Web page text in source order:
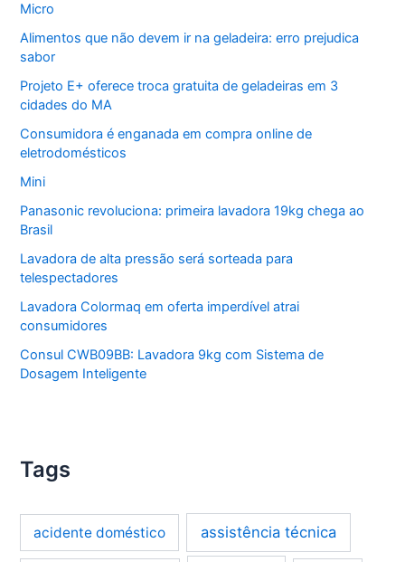
Micro
Alimentos que não devem ir na geladeira: erro prejudica
sabor
Projeto E+ oferece troca gratuita de geladeiras em 3
cidades do MA
Consumidora é enganada em compra online de
eletrodomésticos
Mini
Panasonic revoluciona: primeira lavadora 19kg chega ao
Brasil
Lavadora de alta pressão será sorteada para
telespectadores
Lavadora Colormaq em oferta imperdível atrai
consumidores
Consul CWB09BB: Lavadora 9kg com Sistema de
Dosagem Inteligente
Tags
acidente doméstico assistência técnica